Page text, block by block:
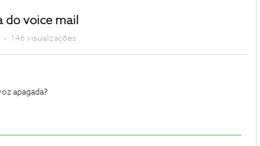
do voice mail
146 visualizações
apagada?